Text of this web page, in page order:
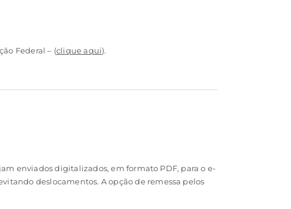
Federal – (clique aqui).
enviados digitalizados, em formato PDF, para o e-
deslocamentos. A opção de remessa pelos